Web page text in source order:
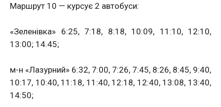
Маршрут 10 — курсує 2 автобуси:
«Зеленівка» 6:25, 7:18, 8:18, 10:09, 11:10, 12:10,
13:00; 14.45;
м-н «Лазурний» 6:32, 7:00, 7:26, 7:45, 8:26, 8:45, 9:40,
10:17, 10:40, 11:18, 11:40, 12:18, 12:40, 13:08, 13:40,
14:50;